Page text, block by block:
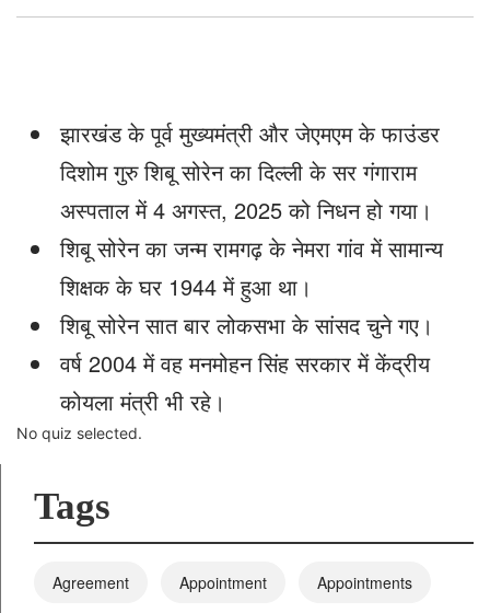
झारखंड के पूर्व मुख्यमंत्री और जेएमएम के फाउंडर
दिशोम गुरु शिबू सोरेन का दिल्ली के सर गंगाराम
अस्पताल में 4 अगस्त, 2025 को निधन हो गया।
शिबू सोरेन का जन्म रामगढ़ के नेमरा गांव में सामान्य
शिक्षक के घर 1944 में हुआ था।
शिबू सोरेन सात बार लोकसभा के सांसद चुने गए।
वर्ष 2004 में वह मनमोहन सिंह सरकार में केंद्रीय
कोयला मंत्री भी रहे।
No quiz selected.
Tags
Agreement Appointment Appointments